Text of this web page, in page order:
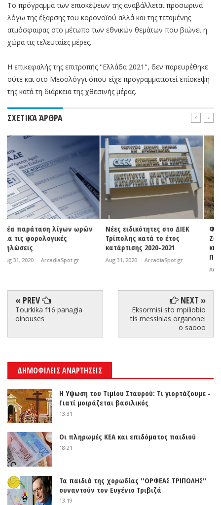
Το πρόγραμμα των επισκέψεων της αναβάλλεται προσωρινά
λόγω της έξαρσης του κορονοϊού αλλά και της τεταμένης
ατμόσφαιρας στο μέτωπο των εθνικών θεμάτων που βιώνει η
χώρα τις τελευταίες μέρες.
Η επικεφαλής της επιτροπής ''Ελλάδα 2021'', δεν παρευρέθηκε
ούτε και στο Μεσολόγγι όπου είχε προγραμματιστεί επίσκεψη
της κατά τη διάρκεια της χθεσινής μέρας.
ΣΧΕΤΙΚΆ ΆΡΘΡΑ
Νέες ειδικότητες στο ΔΙΕΚ
Τρίπολης κατά το έτος
κατάρτισης 2020-2021
Aug 31, 2020 - ArcadiaSpot.gr
Φωτιά σε εξέλιξη στη
Ζάκυνθο | Άμεση
κινητοποίηση της
Πυροσβεστικής
« PREV
Tourkika f16 panagia
oinouses
NEXT »
Eksormisi sto mpiliobio
tis messinias organonei
o saooo
ΔΗΜΟΦΙΛΕΙΣ ΑΝΑΡΤΗΣΕΙΣ
Η Υψωση του Τιμίου Σταυρού: Τι γιορτάζουμε -
Γιατί μοιράζεται βασιλικός
13:31
Οι πληρωμές ΚΕΑ και επιδόματος παιδιού
18:21
Τα παιδιά της χορωδίας ''ΟΡΦΕΑΣ ΤΡΙΠΟΛΗΣ''
συναντούν τον Ευγένιο Τριβιζά
13:19